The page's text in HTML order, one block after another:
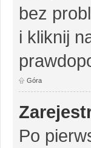
bez
i kliknij
Góra
Po